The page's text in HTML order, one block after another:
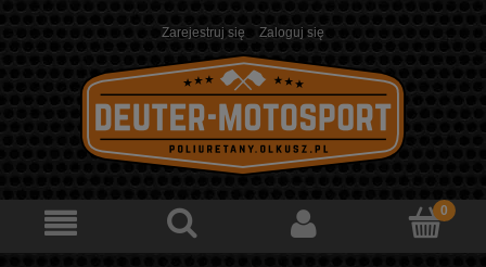
Zarejestruj się Zaloguj się